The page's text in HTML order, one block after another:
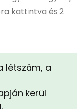
kattintva és 2
létszám, a
kerül